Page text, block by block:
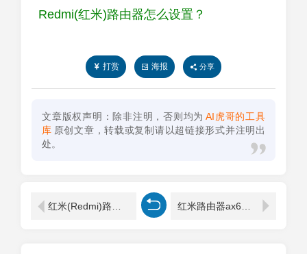
Redmi(红米)路由器怎么设置？
打赏 海报 分享
文章版权声明：除非注明，否则均为 AI虎哥的工具
库 原创文章，转载或复制请以超链接形式并注明出
处。